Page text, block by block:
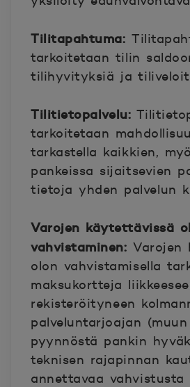
Tilitapahtuma:
tarkoitetaan tilin
tilihyvityksiä ja
Tilitietopalvelu:
tarkoitetaan
tarkastella kaikkien,
pankeissa sijaitsevien
tietoja yhden palvelun
Varojen käytettävissä
vahvistaminen: Varojen
olon vahvistamisella
maksukortteja
rekisteröityneen
palveluntarjoajan
pyynnöstä pankin
teknisen rajapinnan
annettavaa vahvistusta